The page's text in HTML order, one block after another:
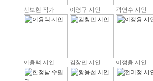
신보현 작가 이영구 시인 곽연수 시인
이용택 시인 김창민 시인 이정용 시인